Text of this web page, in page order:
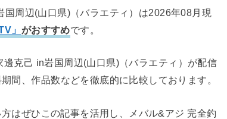
周辺(山口県)（バラエティ）は2026年08月現
」 がおすすめです。
克己 in岩国周辺(山口県)（バラエティ）が配信
間、作品数などを徹底的に比較しております。
はぜひこの記事を活用し、メバル&アジ 完全釣